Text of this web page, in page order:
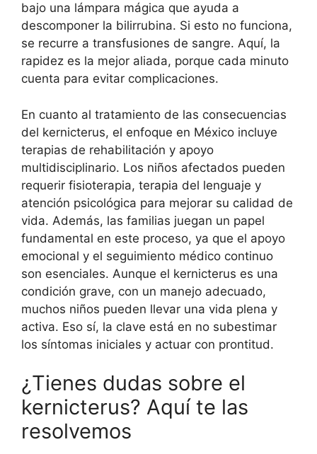
bajo una lámpara mágica que ayuda a
descomponer la bilirrubina. Si esto no funciona,
se recurre a transfusiones de sangre. Aquí, la
rapidez es la mejor aliada, porque cada minuto
cuenta para evitar complicaciones.
En cuanto al tratamiento de las consecuencias
del kernicterus, el enfoque en México incluye
terapias de rehabilitación y apoyo
multidisciplinario. Los niños afectados pueden
requerir fisioterapia, terapia del lenguaje y
atención psicológica para mejorar su calidad de
vida. Además, las familias juegan un papel
fundamental en este proceso, ya que el apoyo
emocional y el seguimiento médico continuo
son esenciales. Aunque el kernicterus es una
condición grave, con un manejo adecuado,
muchos niños pueden llevar una vida plena y
activa. Eso sí, la clave está en no subestimar
los síntomas iniciales y actuar con prontitud.
¿Tienes dudas sobre el
kernicterus? Aquí te las
resolvemos